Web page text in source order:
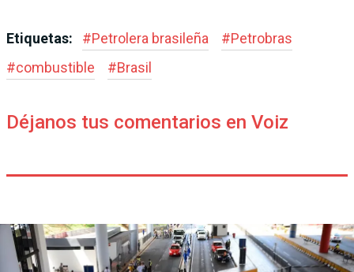
Etiquetas: #Petrolera brasileña #Petrobras
#combustible #Brasil
Déjanos tus comentarios en Voiz